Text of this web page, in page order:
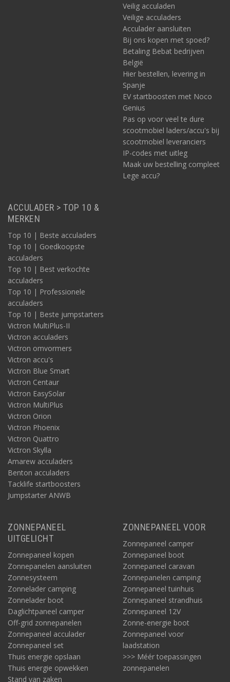
Veilig acculaden
Veilige acculaders
Acculader aansluiten
Bij ons kopen met spoed?
Betaling Bebat bedrijven
België
Hier bestellen, levering in
Spanje
EV startboosten met Noco
Genius
Pas op voor veel te dure
scootmobiel laders/accu's bij
scootmobiel leveranciers
IP-codes met uitleg
Maak uw bestelling compleet
Lege accu?
ACCULADER > TOP 10 &
MERKEN
Top 10 | Beste acculaders
Top 10 | Goedkoopste
acculaders
Top 10 | Best verkochte
acculaders
Top 10 | Professionele
acculaders
Top 10 | Beste jumpstarters
Victron MultiPlus-II
Victron acculaders
Victron omvormers
Victron accu's
Victron Blue Smart
Victron Centaur
Victron EasySolar
Victron MultiPlus
Victron Orion
Victron Phoenix
Victron Quattro
Victron Skylla
Amarew acculaders
Benton acculaders
Tacklife startboosters
Jumpstarter ANWB
ZONNEPANEEL
UITGELICHT
Zonnepaneel kopen
Zonnepanelen aansluiten
Zonnesysteem
Zonnelader camping
Zonnelader boot
Daglichtpaneel camper
Off-grid zonnepanelen
Zonnepaneel acculader
Zonnepaneel set
Thuis energie opslaan
Thuis energie opwekken
Stand van zaken
ZONNEPANEEL VOOR
Zonnepaneel camper
Zonnepaneel boot
Zonnepaneel caravan
Zonnepanelen camping
Zonnepaneel tuinhuis
Zonnepaneel strandhuis
Zonnepaneel 12V
Zonne-energie boot
Zonnepaneel voor
laadstation
>>> Méér toepassingen
zonnepanelen